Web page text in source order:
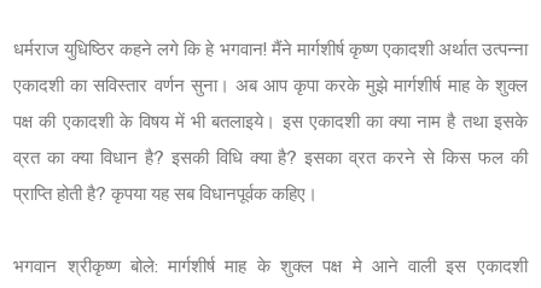
धर्मराज युधिष्ठिर कहने लगे कि हे भगवान! मैंने मार्गशीर्ष कृष्ण एकादशी अर्थात उत्पन्ना
एकादशी का सविस्तार वर्णन सुना। अब आप कृपा करके मुझे मार्गशीर्ष माह के शुक्ल
पक्ष की एकादशी के विषय में भी बतलाइये। इस एकादशी का क्या नाम है तथा इसके
व्रत का क्या विधान है? इसकी विधि क्या है? इसका व्रत करने से किस फल की
प्राप्ति होती है? कृपया यह सब विधानपूर्वक कहिए।
भगवान श्रीकृष्ण बोले: मार्गशीर्ष माह के शुक्ल पक्ष मे आने वाली इस एकादशी